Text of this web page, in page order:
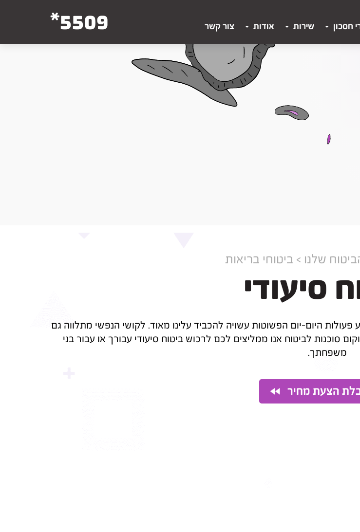
חסכון שירות אודות צור קשר 5509*
שלנו > ביטוחי בריאות
סיעודי
היום-יום הפשוטות עשויה להכביד עלינו מאוד. לקושי הנפשי מתלווה גם
סוכנות לביטוח אנו ממליצים לכם לרכוש ביטוח סיעודי עבורך או עבור בני
משפחתך.
הצעת מחיר